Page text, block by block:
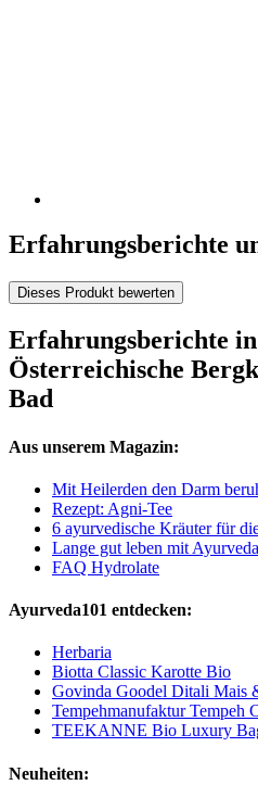
Erfahrungsberichte
Dieses Produkt bewerten
Erfahrungsberichte
Österreichische
Bad
Aus unserem Magazin:
Mit Heilerden den Darm
Rezept: Agni-Tee
6 ayurvedische Kräuter für
Lange gut leben mit Ayurveda
FAQ Hydrolate
Ayurveda101 entdecken:
Herbaria
Biotta Classic Karotte Bio
Govinda Goodel Ditali Mais
Tempehmanufaktur Tempeh
TEEKANNE Bio Luxury
Neuheiten: